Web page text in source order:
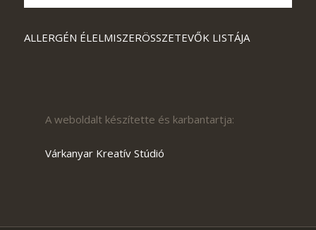
ALLERGÉN ÉLELMISZERÖSSZETEVŐK LISTÁJA
A weboldalt készítette és karbantartja:
Várkanyar Kreatív Stúdió